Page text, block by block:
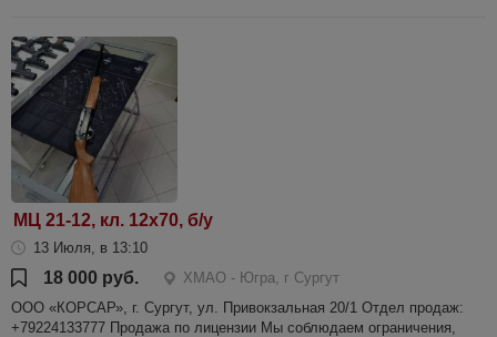
МЦ 21-12, кл. 12х70, б/у
13 Июля, в 13:10
18 000 руб.
ХМАО - Югра, г Сургут
ООО «КОРСАР», г. Сургут, ул. Привокзальная 20/1 Отдел продаж:
+79224133777 Продажа по лицензии Мы соблюдаем ограничения,